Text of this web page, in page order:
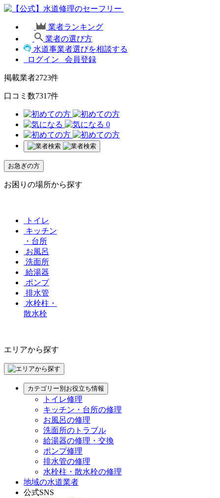
業者ランキング
業者の選び方
水道事業者選びを相談する
ログイン
会員登録
掲載業者2723件
口コミ数7317件
0
お急ぎの方
お困りの場所から探す
トイレ
キッチン
・台所
お風呂
洗面所
給湯器
ポンプ
排水管
水栓柱・
散水栓
エリアから探す
カテゴリー別お役立ち情報
トイレ修理
キッチン・台所の修理
お風呂の修理
洗面所のトラブル
給湯器の修理・交換
ポンプ修理
排水管の修理
水栓柱・散水栓の修理
地域の水道業者
公式SNS